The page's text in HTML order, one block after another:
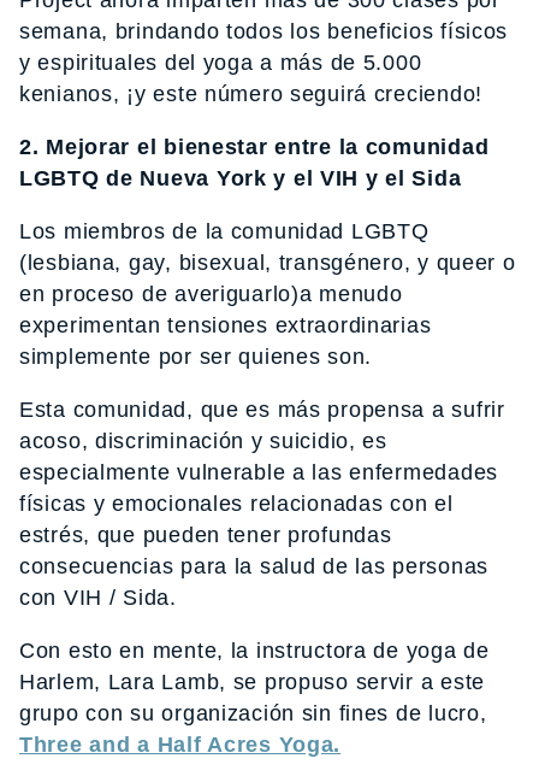
semana, brindando todos los beneficios físicos
y espirituales del yoga a más de 5.000
kenianos, ¡y este número seguirá creciendo!
2. Mejorar el bienestar entre la comunidad
LGBTQ de Nueva York y el VIH y el Sida
Los miembros de la comunidad LGBTQ
(lesbiana, gay, bisexual, transgénero, y queer o
en proceso de averiguarlo)a menudo
experimentan tensiones extraordinarias
simplemente por ser quienes son.
Esta comunidad, que es más propensa a sufrir
acoso, discriminación y suicidio, es
especialmente vulnerable a las enfermedades
físicas y emocionales relacionadas con el
estrés, que pueden tener profundas
consecuencias para la salud de las personas
con VIH / Sida.
Con esto en mente, la instructora de yoga de
Harlem, Lara Lamb, se propuso servir a este
grupo con su organización sin fines de lucro,
Three and a Half Acres Yoga.